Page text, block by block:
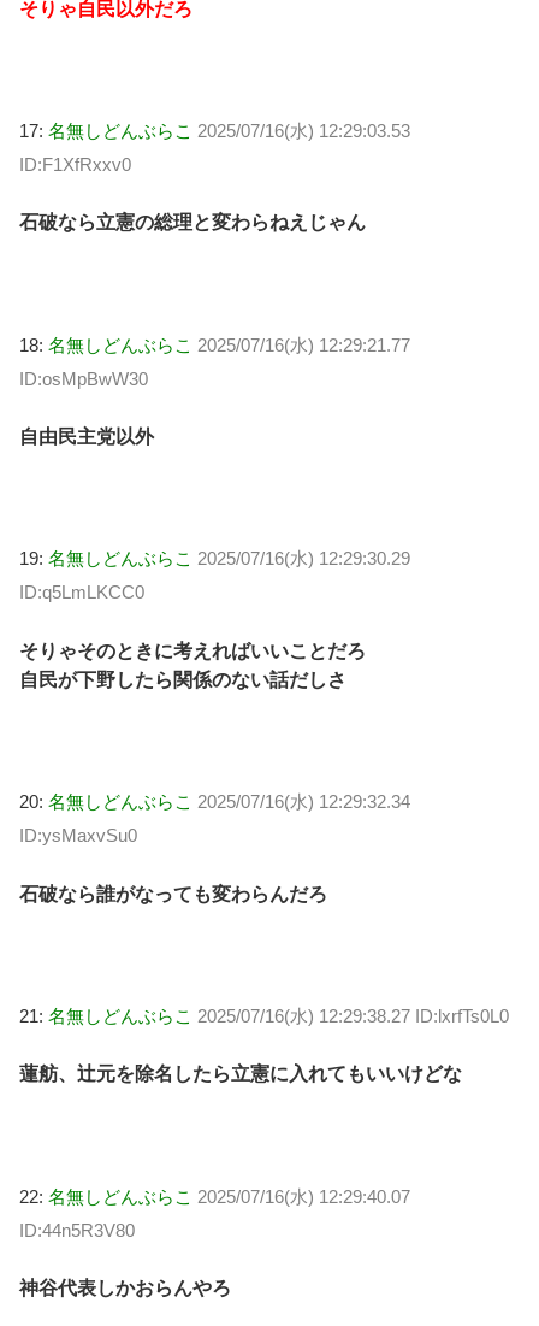
そりゃ自民以外だろ
17: 名無しどんぶらこ 2025/07/16(水) 12:29:03.53
ID:F1XfRxxv0
石破なら立憲の総理と変わらねえじゃん
18: 名無しどんぶらこ 2025/07/16(水) 12:29:21.77
ID:osMpBwW30
自由民主党以外
19: 名無しどんぶらこ 2025/07/16(水) 12:29:30.29
ID:q5LmLKCC0
そりゃそのときに考えればいいことだろ
自民が下野したら関係のない話だしさ
20: 名無しどんぶらこ 2025/07/16(水) 12:29:32.34
ID:ysMaxvSu0
石破なら誰がなっても変わらんだろ
21: 名無しどんぶらこ 2025/07/16(水) 12:29:38.27 ID:lxrfTs0L0
蓮舫、辻元を除名したら立憲に入れてもいいけどな
22: 名無しどんぶらこ 2025/07/16(水) 12:29:40.07
ID:44n5R3V80
神谷代表しかおらんやろ